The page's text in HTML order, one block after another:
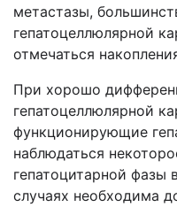
метастазы,
гепатоцеллюлярной
отмечаться
При хорошо
гепатоцеллюлярной
функционирующие
наблюдаться
гепатоцитарной фазы
случаях необходима